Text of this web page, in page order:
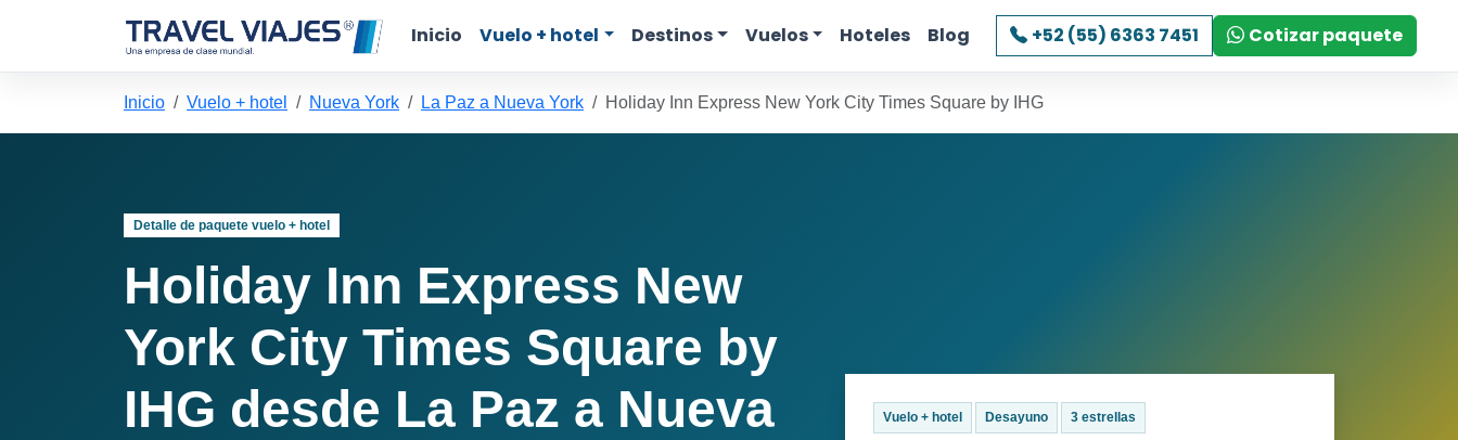
Inicio Vuelo + hotel Destinos Vuelos Hoteles Blog +52 (55) 6363 7451 Cotizar paquete
Inicio Vuelo + hotel Nueva York La Paz a Nueva York Holiday Inn Express New York City Times Square by IHG
Detalle de paquete vuelo + hotel
Holiday Inn Express New
York City Times Square by
IHG desde La Paz a Nueva
Vuelo + hotel Desayuno 3 estrellas